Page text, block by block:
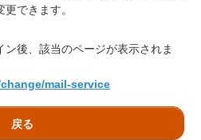
できます。
後、該当のページが表示されま
mail-service
戻る